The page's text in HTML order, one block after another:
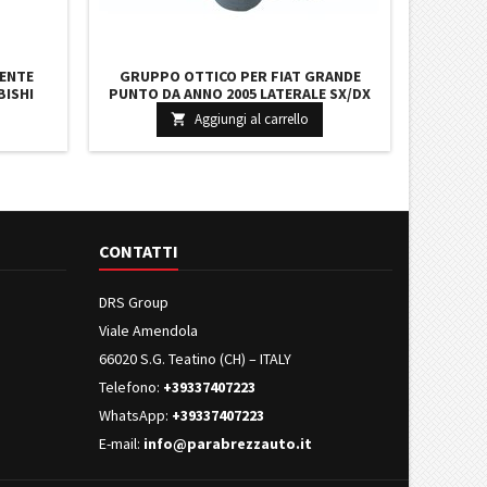
GRUPPO OTTICO PER FIAT GRANDE
PUNTO DA ANNO 2005 LATERALE SX/DX
LUCE BIANCA 51717793 51942933
 Aggiungi al carrello
CONTATTI
DRS Group
Viale Amendola
66020 S.G. Teatino (CH) – ITALY
Telefono: +39337407223
WhatsApp: +39337407223
E-mail: info@parabrezzauto.it